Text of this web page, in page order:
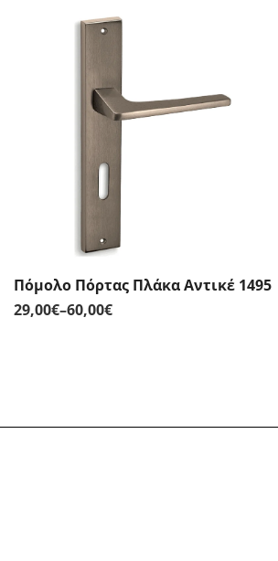
Πόμολο Πόρτας Πλάκα Αντικέ 1495
29,00€–60,00€Price